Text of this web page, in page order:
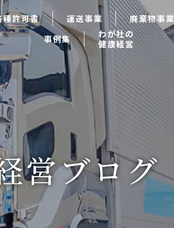
種許可書 運送事業 廃棄物事業
事例集
わが社の
健康経営
営ブログ